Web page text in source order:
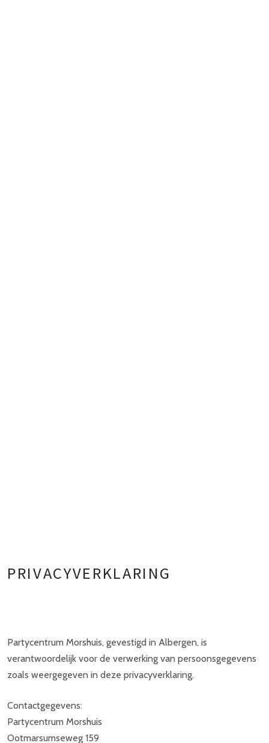
PRIVACYVERKLARING
Partycentrum Morshuis, gevestigd in Albergen, is
verantwoordelijk voor de verwerking van persoonsgegevens
zoals weergegeven in deze privacyverklaring.
Contactgegevens:
Partycentrum Morshuis
Ootmarsumseweg 159